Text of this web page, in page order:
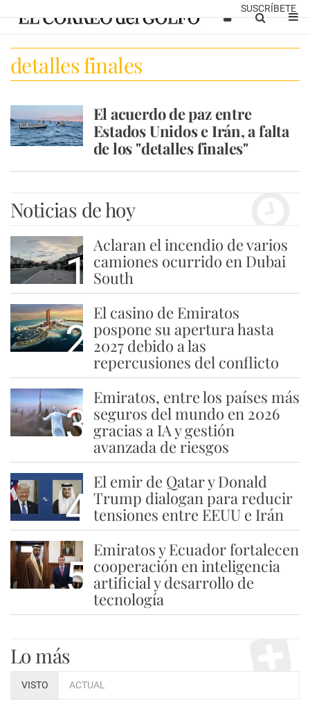
SUSCRÍBETE
detalles finales
El acuerdo de paz entre
Estados Unidos e Irán, a falta
de los "detalles finales"
Noticias de hoy
1
Aclaran el incendio de varios
camiones ocurrido en Dubai
South
2
El casino de Emiratos
pospone su apertura hasta
2027 debido a las
repercusiones del conflicto
3
Emiratos, entre los países más
seguros del mundo en 2026
gracias a IA y gestión
avanzada de riesgos
4
El emir de Qatar y Donald
Trump dialogan para reducir
tensiones entre EEUU e Irán
5
Emiratos y Ecuador fortalecen
cooperación en inteligencia
artificial y desarrollo de
tecnología
Lo más
VISTO ACTUAL